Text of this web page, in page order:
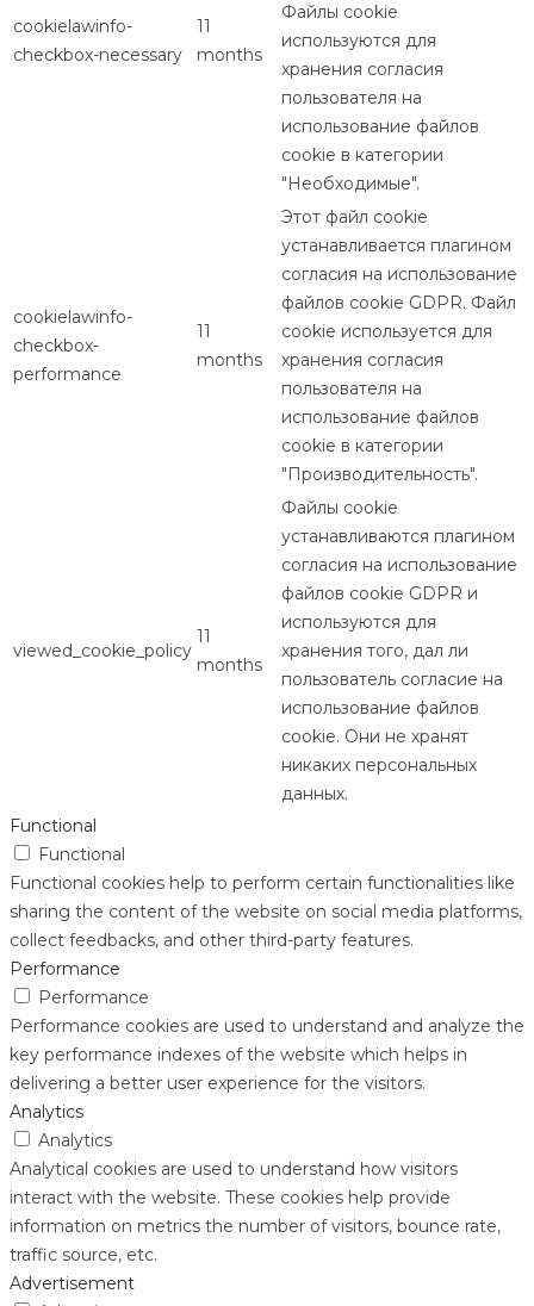
cookielawinfo-
checkbox-necessary
11
months
Файлы cookie
используются для
хранения согласия
пользователя на
использование файлов
cookie в категории
"Необходимые".
cookielawinfo-
checkbox-
performance
11
months
Этот файл cookie
устанавливается плагином
согласия на использование
файлов cookie GDPR. Файл
cookie используется для
хранения согласия
пользователя на
использование файлов
cookie в категории
"Производительность".
viewed_cookie_policy
11
months
Файлы cookie
устанавливаются плагином
согласия на использование
файлов cookie GDPR и
используются для
хранения того, дал ли
пользователь согласие на
использование файлов
cookie. Они не хранят
никаких персональных
данных.
Functional
Functional
Functional cookies help to perform certain functionalities like
sharing the content of the website on social media platforms,
collect feedbacks, and other third-party features.
Performance
Performance
Performance cookies are used to understand and analyze the
key performance indexes of the website which helps in
delivering a better user experience for the visitors.
Analytics
Analytics
Analytical cookies are used to understand how visitors
interact with the website. These cookies help provide
information on metrics the number of visitors, bounce rate,
traffic source, etc.
Advertisement